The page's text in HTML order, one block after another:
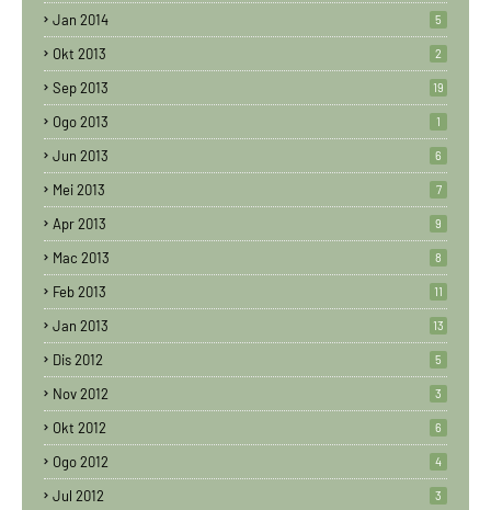
Jan 2014 5
Okt 2013 2
Sep 2013 19
Ogo 2013 1
Jun 2013 6
Mei 2013 7
Apr 2013 9
Mac 2013 8
Feb 2013 11
Jan 2013 13
Dis 2012 5
Nov 2012 3
Okt 2012 6
Ogo 2012 4
Jul 2012 3